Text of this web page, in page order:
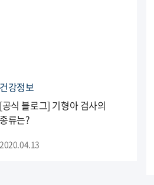
건강정보
[공식 블로그] 기형아 검사의
종류는?
2020.04.13